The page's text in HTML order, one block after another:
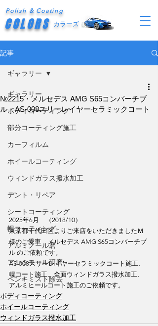
Polish & Coating
COLORS カラーズ
記事
ギャラリー
ボディコーティング
部分コーティング施工
カーフィルム
ホイールコーティング
ウィンドガラス撥水加工
デント・リペア
シートコーティング
幌コーティング
アルミノール磨
アルミモール研磨
ペンキミスト除去
ギャラリー
№2215・メルセデス AMG S65コンバーチブ
ル・AS-008スリーレイヤーセラミックコート
2025年6月　（2018/10）
東京都千代田区よりご来店をいただきましたＭ
様のご愛車　メルセデス AMG S65コンバーチブ
ル のご依頼です。
AS-008スリーレイヤーセラミックコート施工、
幌コート施工、全面ウィンドガラス撥水加工、
アルミヒールコート施工のご依頼です。
ボディコーティング
ホイールコーティング
ウィンドガラス撥水加工